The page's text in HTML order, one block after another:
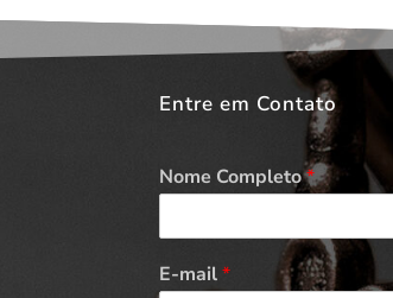
Entre em Contato
Nome Completo*
E-mail*